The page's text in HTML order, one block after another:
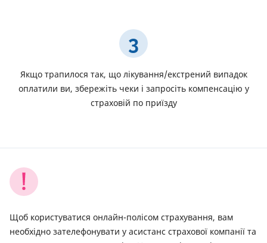
3
Якщо трапилося так, що лікування/екстрений випадок
оплатили ви, збережіть чеки і запросіть компенсацію у
страховій по приїзду
Щоб користуватися онлайн-полісом страхування, вам
необхідно зателефонувати у асистанс страхової компанії та